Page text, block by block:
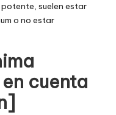
suelen estar
o no estar
cuenta